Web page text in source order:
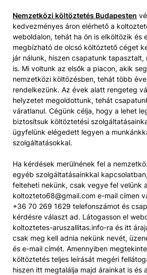
Nemzetközi költöztetés Budapesten
kedvezményes áron elérhető a
weboldalon, tehát ha ön is elköltözik és
megbízható de olcsó költöztető céget
jár nálunk, hiszen csapatunk tapasztalt,
is. Mi voltunk az elsők a piacon, akik
nemzetközi költözésben, tehát több
rendelkezünk. Az évek alatt rengeteg
helyzetet megoldottunk, tehát
váratlanul. Cégünk célja, hogy a lehet
biztosítsuk költöztetési
ügyfelünk elégedett legyen a
szolgáltatásokkal.
Ha kérdések merülnének fel a
egyéb szolgáltatásainkkal
felteheti nekünk, csak vegye fel velünk
koltozteto68@gmail.com e-mail címen
+36 70 269 1629 telefonszámot és
kérdésre választ ad. Látogasson el
koltoztetes-aruszallitas.info-ra és itt
csak meg kell adnia nekünk nevét,
és e-mail címét. Amennyiben
költöztetés teljes leírását megéri
hiszen itt megtalálja majd árainkat is és